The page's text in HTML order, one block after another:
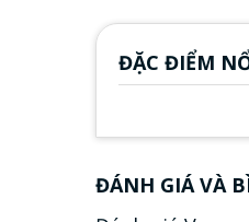
ĐẶC ĐIỂM
ĐÁNH GIÁ VÀ